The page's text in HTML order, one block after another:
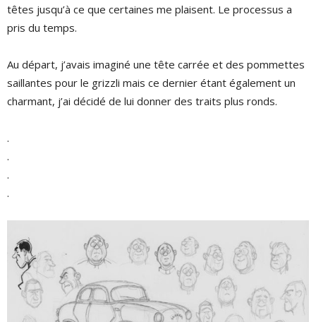
têtes jusqu’à ce que certaines me plaisent. Le processus a
pris du temps.
Au départ, j’avais imaginé une tête carrée et des pommettes
saillantes pour le grizzli mais ce dernier étant également un
charmant, j’ai décidé de lui donner des traits plus ronds.
.
.
.
.